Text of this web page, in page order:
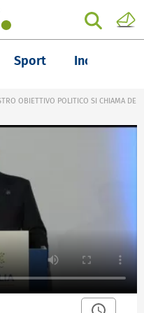
Sport Inchieste
OBIETTIVO POLITICO SI CHIAMA DE